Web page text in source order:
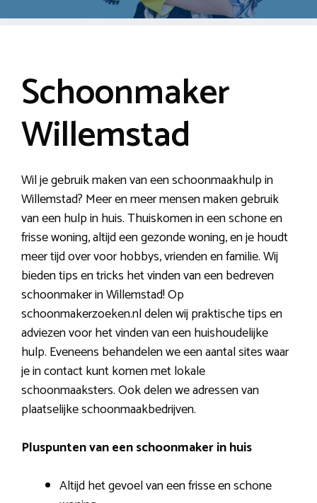
Schoonmaker
Willemstad
Wil je gebruik maken van een schoonmaakhulp in
Willemstad? Meer en meer mensen maken gebruik
van een hulp in huis. Thuiskomen in een schone en
frisse woning, altijd een gezonde woning, en je houdt
meer tijd over voor hobbys, vrienden en familie. Wij
bieden tips en tricks het vinden van een bedreven
schoonmaker in Willemstad! Op
schoonmakerzoeken.nl delen wij praktische tips en
adviezen voor het vinden van een huishoudelijke
hulp. Eveneens behandelen we een aantal sites waar
je in contact kunt komen met lokale
schoonmaaksters. Ook delen we adressen van
plaatselijke schoonmaakbedrijven.
Pluspunten van een schoonmaker in huis
Altijd het gevoel van een frisse en schone